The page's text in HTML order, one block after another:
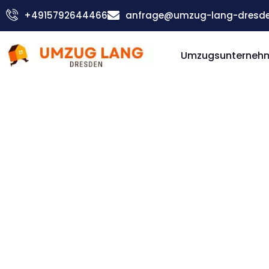
Zum
Inhalt
+4915792644466 anfrage@umzug-lang-